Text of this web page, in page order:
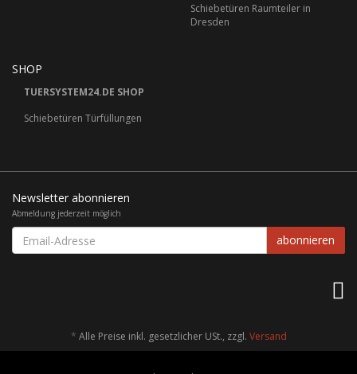
Schiebetüren Raumteiler in
Dresden
SHOP
TUERSYSTEM24.DE SHOP
Schiebetüren Türfüllungen
Newsletter abonnieren
Abmeldung jederzeit möglich
Email-
Adresse
abonnieren
* Alle Preise inkl. gesetzlicher USt., zzgl. Versand